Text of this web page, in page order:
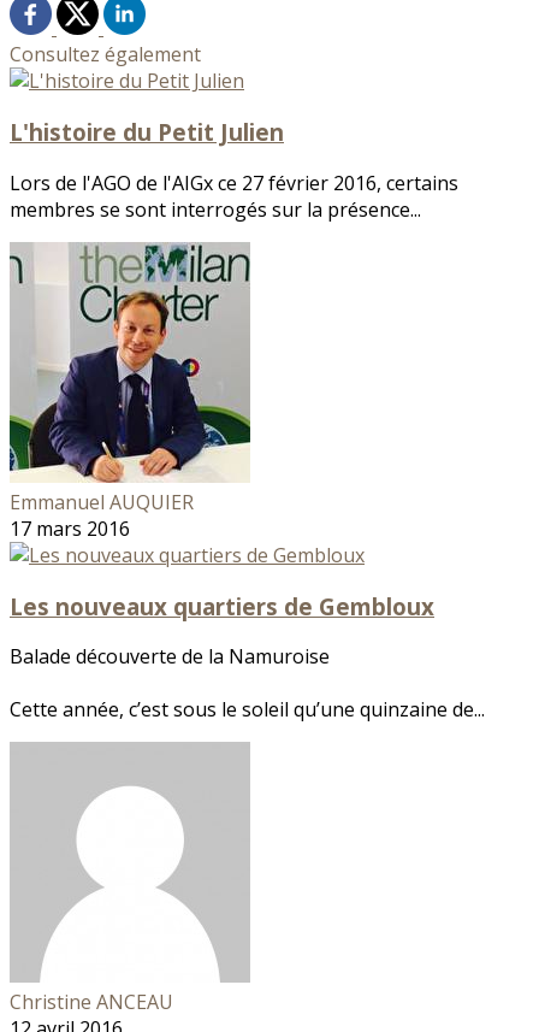
Consultez également
L'histoire du Petit Julien
Lors de l'AGO de l'AIGx ce 27 février 2016, certains
membres se sont interrogés sur la présence...
Emmanuel AUQUIER
17 mars 2016
Les nouveaux quartiers de Gembloux
Balade découverte de la Namuroise
Cette année, c’est sous le soleil qu’une quinzaine de...
Christine ANCEAU